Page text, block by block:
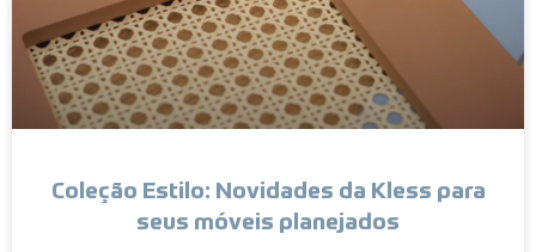
Coleção Estilo: Novidades da Kless para
seus móveis planejados